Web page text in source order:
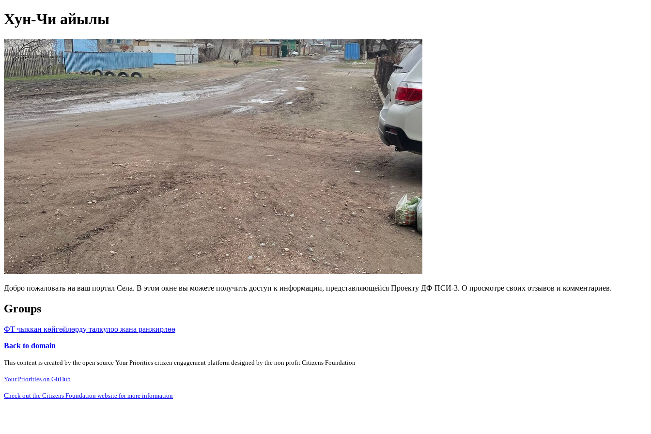
Хун-Чи айылы
Добро пожаловать на ваш портал Села. В этом окне вы можете получить доступ к информации, представляющейся Проекту ДФ ПСИ-3. О просмотре своих отзывов и комментариев.
Groups
ФТ чыккан көйгөйлөрдү талкулоо жана ранжирлөө
Back to domain
This content is created by the open source Your Priorities citizen engagement platform designed by the non profit Citizens Foundation
Your Priorities on GitHub
Check out the Citizens Foundation website for more information